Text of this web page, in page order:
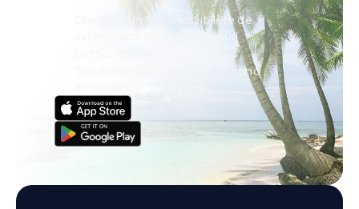
Oferte noi în fiecare zi: bilete de
avion, vacanțe, city break-uri
Totul la un click distanță, oricând